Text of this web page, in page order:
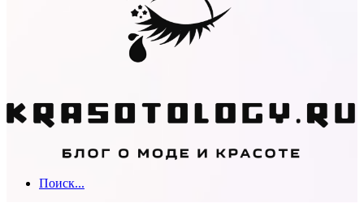
Поиск...